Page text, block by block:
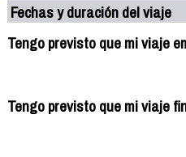
Fechas y duración del viaje
Tengo previsto que mi viaje
Tengo previsto que mi viaje